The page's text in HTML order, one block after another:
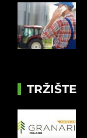
TRŽIŠTE